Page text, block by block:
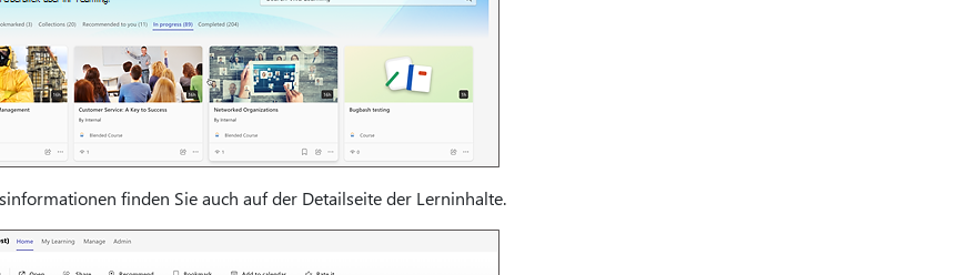
finden Sie auch auf der Detailseite der Lerninhalte.